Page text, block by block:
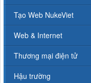
Tạo Web NukeViet
Web & Internet
Thương mại điện tử
Hậu trường